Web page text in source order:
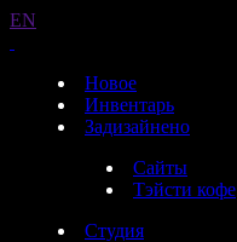
EN
Новое
Инвентарь
Задизайнено
Сайты
Тэйсти кофе
Студия